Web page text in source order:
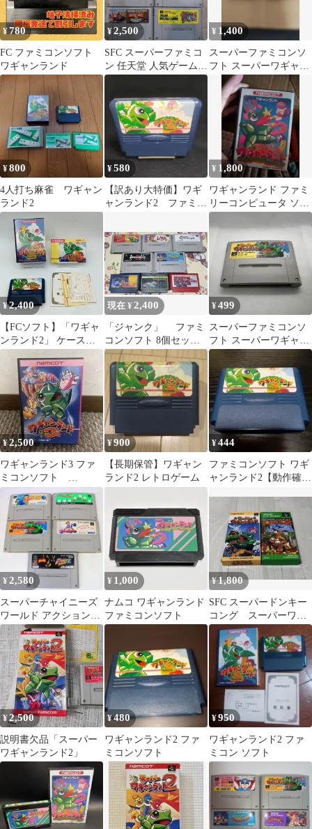
¥780
FC ファミコンソフト
ワギャンランド
¥2,500
SFC スーパーファミコ
ン 任天堂 人気ゲーム5
本セット マリオ ドンキ
¥ 1,400
スーパーファミコンソ
フト スーパーワギャン
ランド1、2 2本セット
動作確認済み
¥800
4人打ち麻雀 ワギャン
ランド2
¥580
【訳あり大特価】ワギ
ャンランド2 ファミコ
¥ 1,800
ワギャンランド ファミ
リーコンピュータ ソフ
ト
¥2,400
【FCソフト】「ワギャ
ンランド2」 ケース・
説明書付き 動作品 ファ
ミコン ファミリーコン
ピュータ
現在 ¥ 2,400
「ジャンク」 ファミ
コンソフト 8個セッ
ト まとめ売り
¥499
スーパーファミコンソ
フト スーパーワギャン
ランド
¥2,500
ワギャンランド3 ファ
ミコンソフト
namcot【動作未確認】
¥900
【長期保管】ワギャン
ランド2 レトロゲーム
¥444
ファミコンソフト ワギ
ャンランド2【動作確認
¥2,580
スーパーチャイニーズ
ワールド アクションパ
チ夫など5点
¥ 1,000
ナムコ ワギャンランド
ファミコンソフト
¥1,800
SFC スーパードンキー
コング スーパーワギ
ャンランド 2本セット
¥2,500
説明書欠品「スーパー
ワギャンランド2」
¥480
ワギャンランド2 ファ
ミコンソフト
¥950
ワギャンランド2 ファ
ミコン ソフト